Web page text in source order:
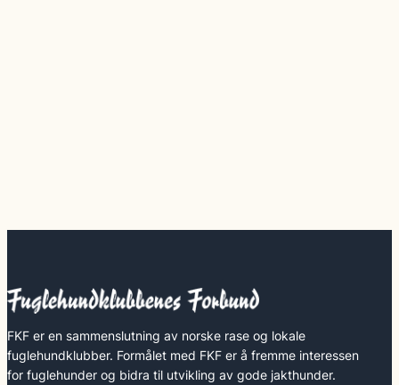
FKF er en sammenslutning av norske rase og lokale
fuglehundklubber. Formålet med FKF er å fremme interessen
for fuglehunder og bidra til utvikling av gode jakthunder.